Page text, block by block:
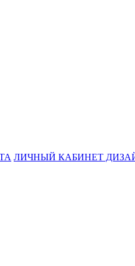
ЛИЧНЫЙ КАБИНЕТ